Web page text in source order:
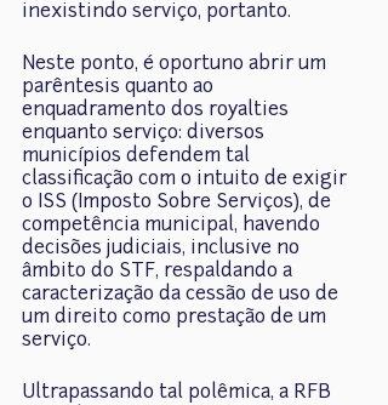
inexistindo serviço, portanto.
Neste ponto, é oportuno abrir um
parêntesis quanto ao
enquadramento dos royalties
enquanto serviço: diversos
municípios defendem tal
classificação com o intuito de exigir
o ISS (Imposto Sobre Serviços), de
competência municipal, havendo
decisões judiciais, inclusive no
âmbito do STF, respaldando a
caracterização da cessão de uso de
um direito como prestação de um
serviço.
Ultrapassando tal polêmica, a RFB